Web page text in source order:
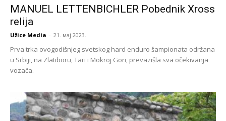
MANUEL LETTENBICHLER Pobednik Xross
relija
Užice Media - 21. мај 2023.
Prva trka ovogodišnjeg svetskog hard enduro šampionata održana
u Srbiji, na Zlatiboru, Tari i Mokroj Gori, prevazišla sva očekivanja
vozača.